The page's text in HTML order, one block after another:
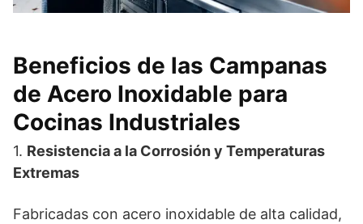
Beneficios de las Campanas
de Acero Inoxidable para
Cocinas Industriales
1. Resistencia a la Corrosión y Temperaturas
Extremas
Fabricadas con acero inoxidable de alta calidad,